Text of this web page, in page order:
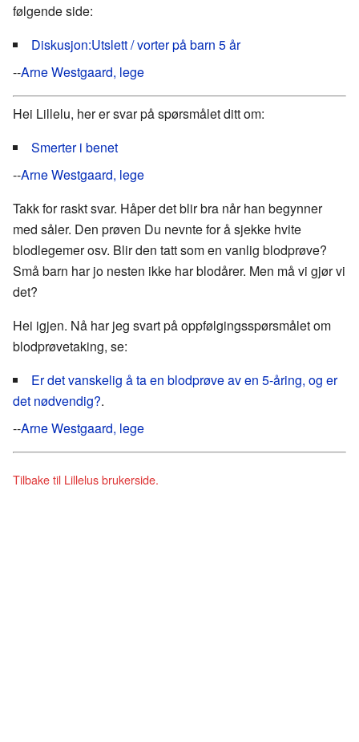
følgende side:
Diskusjon:Utslett / vorter på barn 5 år
--Arne Westgaard, lege
Hei Lillelu, her er svar på spørsmålet ditt om:
Smerter i benet
--Arne Westgaard, lege
Takk for raskt svar. Håper det blir bra når han begynner
med såler. Den prøven Du nevnte for å sjekke hvite
blodlegemer osv. Blir den tatt som en vanlig blodprøve?
Små barn har jo nesten ikke har blodårer. Men må vi gjør vi
det?
Hei igjen. Nå har jeg svart på oppfølgingsspørsmålet om
blodprøvetaking, se:
Er det vanskelig å ta en blodprøve av en 5-åring, og er
det nødvendig?.
--Arne Westgaard, lege
Tilbake til Lillelus brukerside.